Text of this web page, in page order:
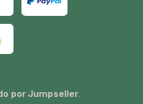
por Jumpseller.